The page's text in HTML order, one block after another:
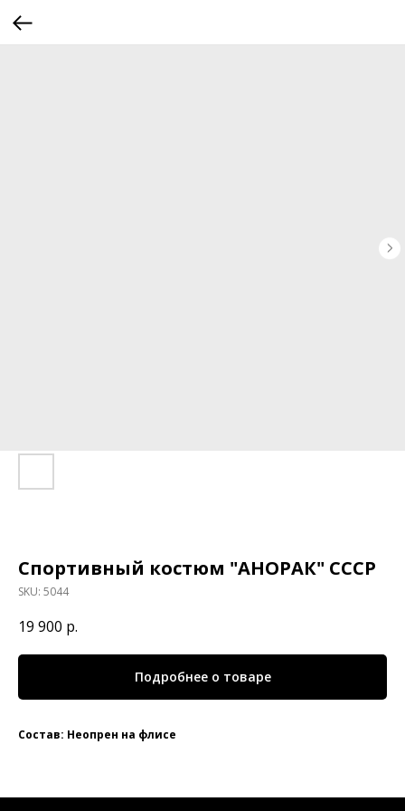
Спортивный костюм "АНОРАК" СССР
SKU: 5044
19 900 р.
Подробнее о товаре
Состав: Неопрен на флисе